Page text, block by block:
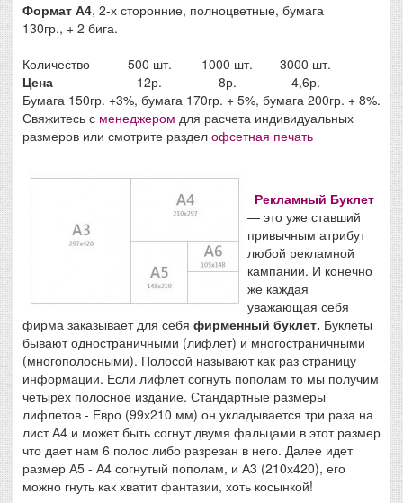
Формат А4, 2-х сторонние, полноцветные, бумага
130гр., + 2 бига.
Количество
500 шт. 1000 шт.
3000 шт.
Цена
12р. 8р.
4,6р.
Бумага 150гр. +3%, бумага 170гр. + 5%, бумага 200гр. + 8%.
Свяжитесь с менеджером для расчета индивидуальных
размеров или смотрите раздел офсетная печать
Рекламный Буклет
— это уже ставший
привычным атрибут
любой рекламной
кампании. И конечно
же каждая
уважающая себя
фирма заказывает для себя фирменный буклет. Буклеты
бывают одностраничными (лифлет) и многостраничными
(многополосными). Полосой называют как раз страницу
информации. Если лифлет согнуть пополам то мы получим
четырех полосное издание. Стандартные размеры
лифлетов - Евро (99х210 мм) он укладывается три раза на
лист А4 и может быть согнут двумя фальцами в этот размер
что дает нам 6 полос либо разрезан в него. Далее идет
размер А5 - А4 согнутый пополам, и А3 (210х420), его
можно гнуть как хватит фантазии, хоть косынкой!